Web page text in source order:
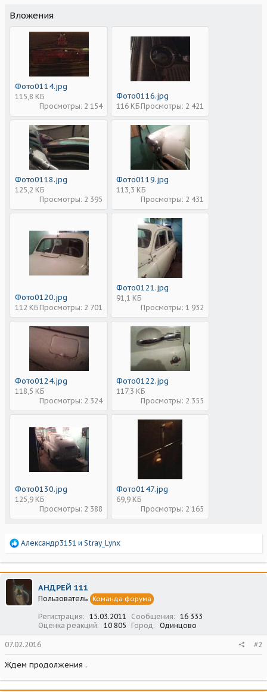
Вложения
Фото0114.jpg
115,8 КБ
Просмотры: 2 154
Фото0116.jpg
116 КБ Просмотры: 2 421
Фото0118.jpg
125,2 КБ
Просмотры: 2 395
Фото0119.jpg
113,3 КБ
Просмотры: 2 431
Фото0120.jpg
112 КБ Просмотры: 2 701
Фото0121.jpg
91,1 КБ
Просмотры: 1 932
Фото0124.jpg
118,5 КБ
Просмотры: 2 324
Фото0122.jpg
117,3 КБ
Просмотры: 2 355
Фото0130.jpg
125,9 КБ
Просмотры: 2 388
Фото0147.jpg
69,9 КБ
Просмотры: 2 165
Р
а
к
ц
и
и
Александр3151 и Stray_Lynx
АНДРЕЙ 111
Пользователь Команда форума
Регистрация 15.03.2011 Сообщения
16 333
Оценка реакций
10 805 Город Одинцово
07.02.2016 #2
Ждем продолжения .